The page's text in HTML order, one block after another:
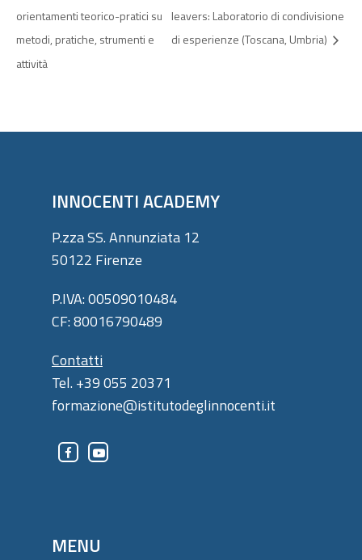
orientamenti teorico-pratici su
metodi, pratiche, strumenti e
attività
leavers: Laboratorio di condivisione
di esperienze (Toscana, Umbria)
INNOCENTI ACADEMY
P.zza SS. Annunziata 12
50122 Firenze
P.IVA: 00509010484
CF: 80016790489
Contatti
Tel. +39 055 20371
formazione@istitutodeglinnocenti.it
MENU